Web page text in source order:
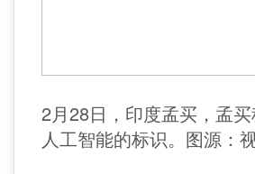
2月28日，印度孟买，孟
人工智能的标识。图源：